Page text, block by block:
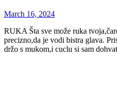
March 16, 2024
RUKA Šta sve može ruka
precizno,da je vodi bistra glava.
držo s mukom,i cuclu si sam